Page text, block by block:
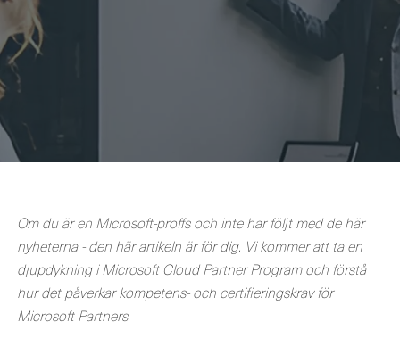
Om du är en Microsoft-proffs och inte har följt med de här
nyheterna - den här artikeln är för dig. Vi kommer att ta en
djupdykning i Microsoft Cloud Partner Program och förstå
hur det påverkar kompetens- och certifieringskrav för
Microsoft Partners.